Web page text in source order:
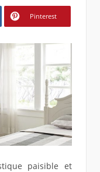
Pinterest
paisible et